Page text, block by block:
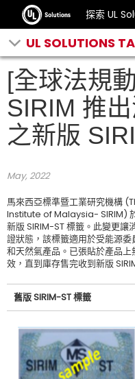
探索 UL
UL SOLUTIONS
[全球法規
SIRIM 推
之新版
May, 2022
馬來西亞標準暨工業研究機
Institute of Malaysia- SIRIM)
新版 SIRIM-ST 標籤。此變更讓
證狀態，該標籤適用於受能源
和天然氣產品。已張貼於產品
效，直到庫存售完收到新版
舊版 SIRIM-ST 標籤